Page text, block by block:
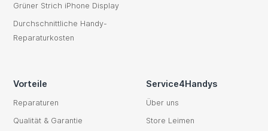
Grüner Strich iPhone Display
Durchschnittliche Handy-
Reparaturkosten
Vorteile
Reparaturen
Qualität & Garantie
Service4Handys
Über uns
Store Leimen